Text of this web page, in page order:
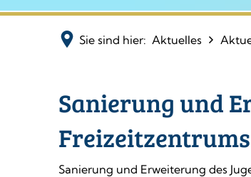
Sie sind hier: Aktuelles
Jugend-,
Sport-
Sanierung und
Freizeitzentrums
Sanierung und Erweiterung des